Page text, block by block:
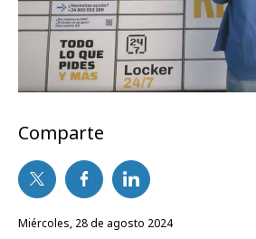
Comparte
miércoles, 28 de agosto 2024